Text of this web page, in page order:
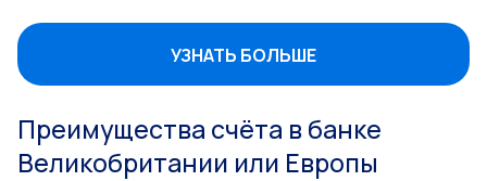
УЗНАТЬ БОЛЬШЕ
Преимущества счёта в банке
Великобритании или Европы